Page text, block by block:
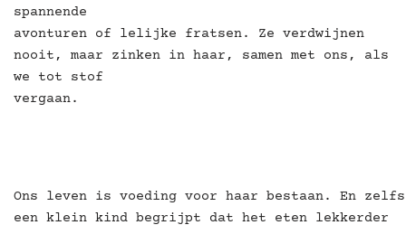
spannende
avonturen of lelijke fratsen. Ze verdwijnen
nooit, maar zinken in haar, samen met ons, als
we tot stof
vergaan.
Ons leven is voeding voor haar bestaan. En zelfs
een klein kind begrijpt dat het eten lekkerder